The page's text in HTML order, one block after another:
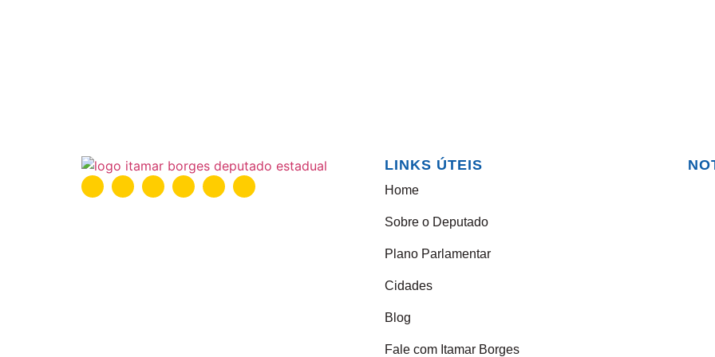
LINKS ÚTEIS
Home
Sobre o Deputado
Plano Parlamentar
Cidades
Blog
Fale com Itamar Borges